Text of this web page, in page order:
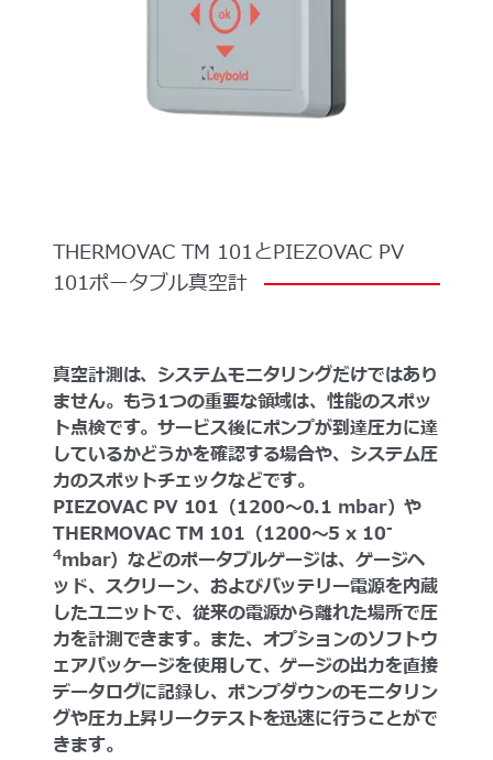
THERMOVAC TM 101とPIEZOVAC PV
101ポータブル真空計
真空計測は、システムモニタリングだけではあり
ません。もう1つの重要な領域は、性能のスポッ
ト点検です。サービス後にポンプが到達圧力に達
しているかどうかを確認する場合や、システム圧
力のスポットチェックなどです。
PIEZOVAC PV 101（1200～0.1 mbar）や
THERMOVAC TM 101（1200～5 x 10-
4mbar）などのポータブルゲージは、ゲージヘ
ッド、スクリーン、およびバッテリー電源を内蔵
したユニットで、従来の電源から離れた場所で圧
力を計測できます。また、オプションのソフトウ
ェアパッケージを使用して、ゲージの出力を直接
データログに記録し、ポンプダウンのモニタリン
グや圧力上昇リークテストを迅速に行うことがで
きます。